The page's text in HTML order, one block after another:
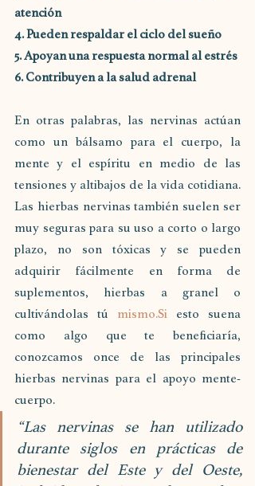
atención
4. Pueden respaldar el ciclo del sueño
5. Apoyan una respuesta normal al estrés
6. Contribuyen a la salud adrenal
En otras palabras, las nervinas actúan
como un bálsamo para el cuerpo, la
mente y el espíritu en medio de las
tensiones y altibajos de la vida cotidiana.
Las hierbas nervinas también suelen ser
muy seguras para su uso a corto o largo
plazo, no son tóxicas y se pueden
adquirir fácilmente en forma de
suplementos, hierbas a granel o
cultivándolas tú mismo.Si esto suena
como algo que te beneficiaría,
conozcamos once de las principales
hierbas nervinas para el apoyo mente-
cuerpo.
“Las nervinas se han utilizado
durante siglos en prácticas de
bienestar del Este y del Oeste,